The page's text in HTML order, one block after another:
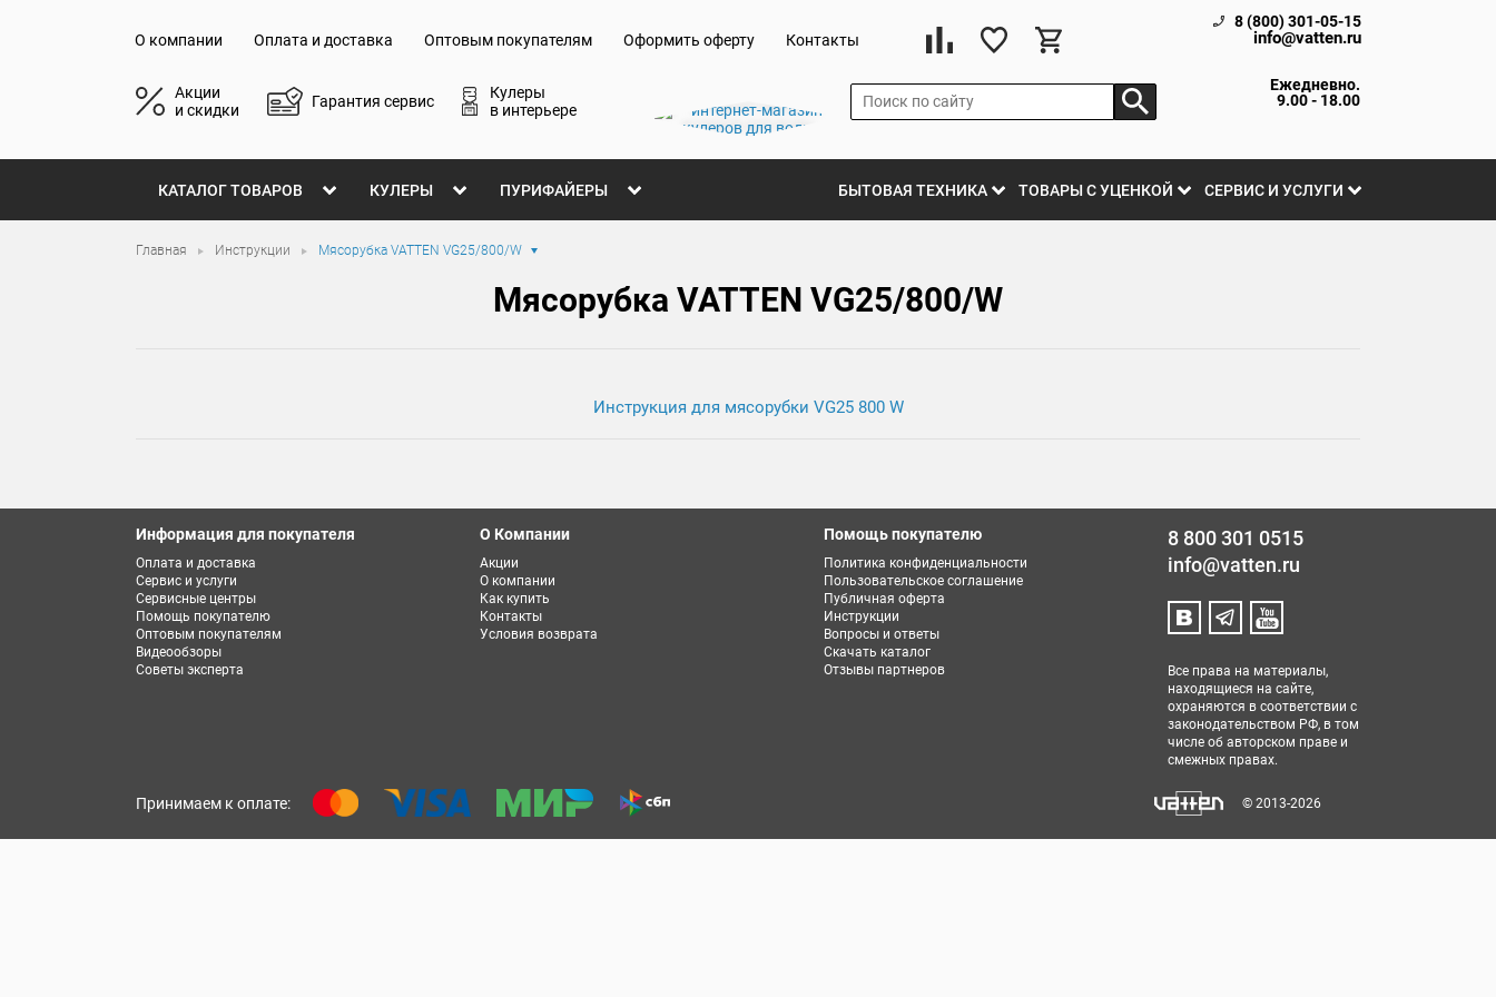
О компании Оплата и доставка Оптовым покупателям Оформить оферту Контакты
8 (800) 301-05-15
info@vatten.ru
Акции
и скидки
Гарантия сервис
Кулеры
в интерьере
Ежедневно.
9.00 - 18.00
КАТАЛОГ ТОВАРОВ КУЛЕРЫ ПУРИФАЙЕРЫ БЫТОВАЯ ТЕХНИКА ТОВАРЫ С УЦЕНКОЙ СЕРВИС И УСЛУГИ
Главная Инструкции Мясорубка VATTEN VG25/800/W
Мясорубка VATTEN VG25/800/W
Инструкция для мясорубки VG25 800 W
Информация для покупателя
Оплата и доставка
Сервис и услуги
Сервисные центры
Помощь покупателю
Оптовым покупателям
Видеообзоры
Советы эксперта
О Компании
Акции
О компании
Как купить
Контакты
Условия возврата
Помощь покупателю
Политика конфиденциальности
Пользовательское соглашение
Публичная оферта
Инструкции
Вопросы и ответы
Скачать каталог
Отзывы партнеров
8 800 301 0515
info@vatten.ru
Все права на материалы,
находящиеся на сайте,
охраняются в соответствии с
законодательством РФ, в том
числе об авторском праве и
смежных правах.
Принимаем к оплате: © 2013-2026